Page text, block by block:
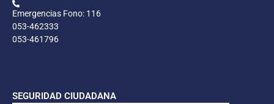
Emergencias Fono: 116
053-462333
053-461796
SEGURIDAD CIUDADANA